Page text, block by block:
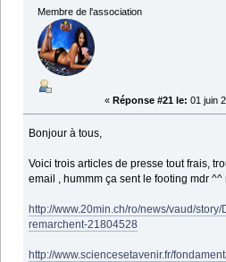
Membre de l'association
« Réponse #21 le: 01 juin
Bonjour à tous,
Voici trois articles de presse tout frais,
email , hummm ça sent le footing mdr
http://www.20min.ch/ro/news/vaud/
remarchent-21804528
http://www.sciencesetavenir.fr/